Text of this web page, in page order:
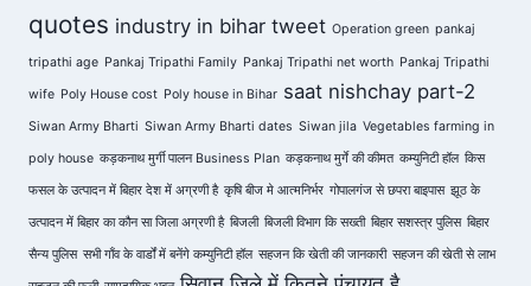
quotes industry in bihar tweet Operation green pankaj
tripathi age Pankaj Tripathi Family Pankaj Tripathi net worth Pankaj Tripathi
wife Poly House cost Poly house in Bihar saat nishchay part-2
Siwan Army Bharti Siwan Army Bharti dates Siwan jila Vegetables farming in
poly house कड़कनाथ मुर्गी पालन Business Plan कड़कनाथ मुर्गे की कीमत कम्युनिटी हॉल किस
फसल के उत्पादन में बिहार देश में अग्रणी है कृषि बीज मे आत्मनिर्भर गोपालगंज से छपरा बाइपास झूठ के
उत्पादन में बिहार का कौन सा जिला अग्रणी है बिजली बिजली विभाग कि सख्ती बिहार सशस्त्र पुलिस बिहार
सैन्य पुलिस सभी गाँव के वार्डों में बनेंगे कम्युनिटी हॉल सहजन कि खेती की जानकारी सहजन की खेती से लाभ